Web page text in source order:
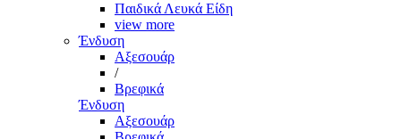
Παιδικά Λευκά Είδη
view more
Ένδυση
Αξεσουάρ
/
Βρεφικά
Ένδυση
Αξεσουάρ